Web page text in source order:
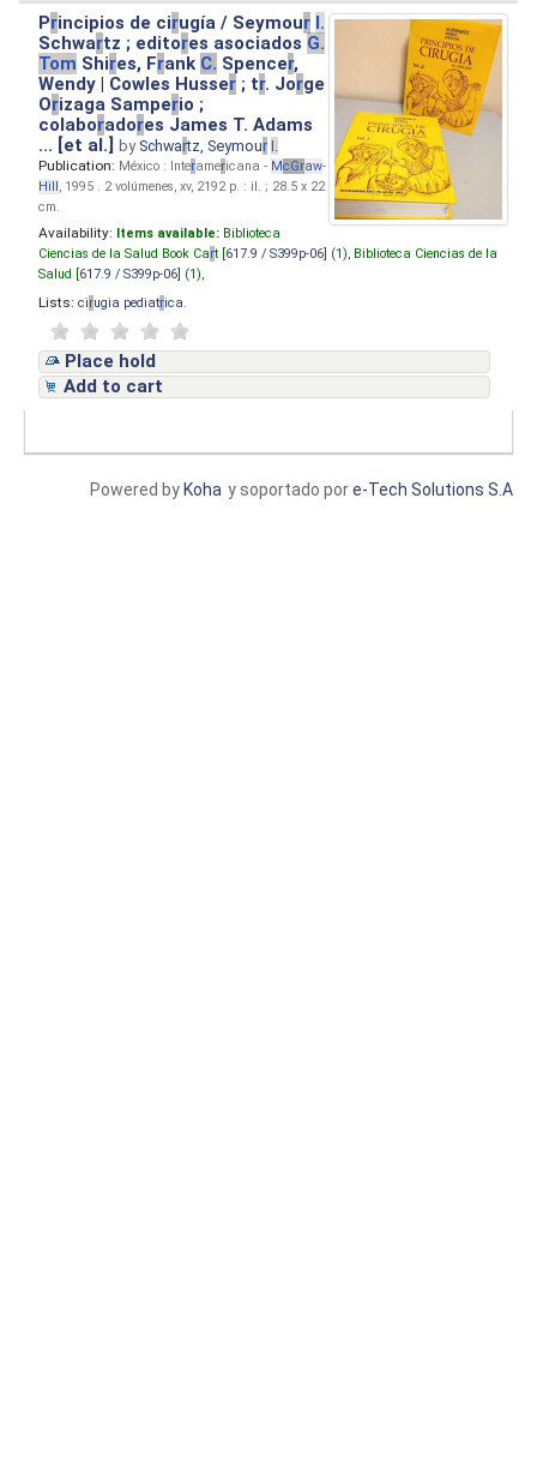
Principios de cirugía / Seymour I.
Schwartz ; editores asociados G.
Tom Shires, Frank C. Spencer,
Wendy | Cowles Husser ; tr. Jorge
Orizaga Samperio ;
colaboradores James T. Adams
... [et al.]by Schwartz, Seymour I.
Publication: México : Interamericana - McGraw-
Hill, 1995 . 2 volúmenes, xv, 2192 p. : il. ; 28.5 x 22
cm.
Availability: Items available: Biblioteca
Ciencias de la Salud Book Cart [ 617.9 / S399p-06 ] (1), Biblioteca Ciencias de la
Salud [ 617.9 / S399p-06 ] (1),
Lists: cirugia pediatrica
Place hold
Add to cart
y soportado pore-Tech Solutions S.A
Powered by Koha